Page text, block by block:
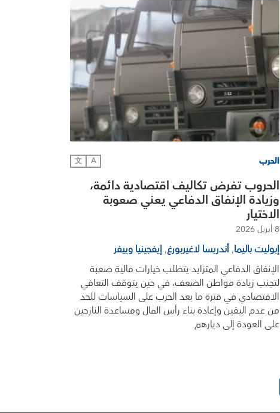
الحرب A
文
الحروب تفرض تكاليف اقتصادية دائمة،
وزيادة الإنفاق الدفاعي يعني صعوبة
الاختيار
8 أبريل 2026
إبوليت باليما,أندريسا لاغيربورغ,إيفجينيا وييفر
الإنفاق الدفاعي المتزايد يتطلب خيارات مالية صعبة
لتجنب زيادة مواطن الضعف، في حين يتوقف التعافي
الاقتصادي في فترة ما بعد الحرب على السياسات للحد
من عدم اليقين وإعادة بناء رأس المال ومساعدة النازحين
على العودة إلى ديارهم